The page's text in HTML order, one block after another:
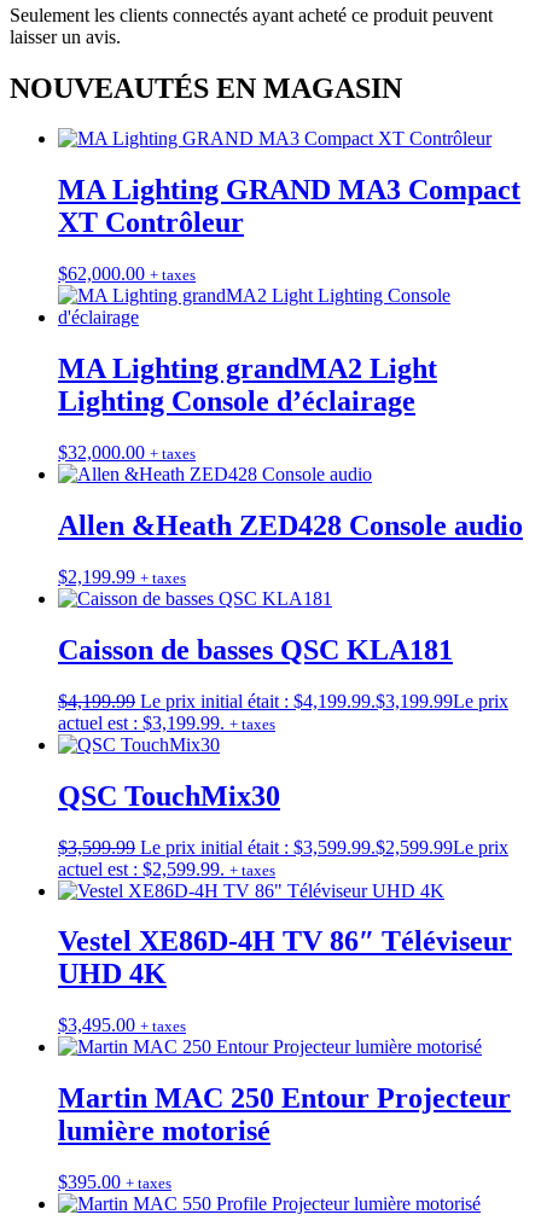
Seulement les clients connectés ayant acheté ce produit peuvent
laisser un avis.
NOUVEAUTÉS EN MAGASIN
MA Lighting GRAND MA3 Compact
XT Contrôleur
$62,000.00 + taxes
MA Lighting grandMA2 Light
Lighting Console d’éclairage
$32,000.00 + taxes
Allen &Heath ZED428 Console audio
$2,199.99 + taxes
Caisson de basses QSC KLA181
$4,199.99 Le prix initial était : $4,199.99.$3,199.99Le prix
actuel est : $3,199.99. + taxes
QSC TouchMix30
$3,599.99 Le prix initial était : $3,599.99.$2,599.99Le prix
actuel est : $2,599.99. + taxes
Vestel XE86D-4H TV 86″ Téléviseur
UHD 4K
$3,495.00 + taxes
Martin MAC 250 Entour Projecteur
lumière motorisé
$395.00 + taxes